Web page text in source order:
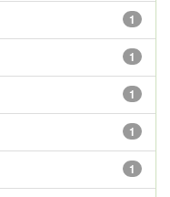
1
1
1
1
1